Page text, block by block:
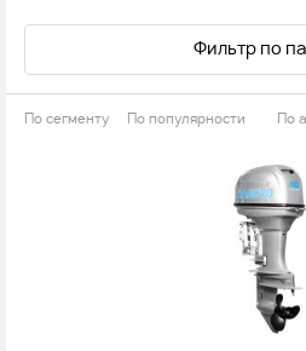
Фильтр по
По сегменту По популярности По